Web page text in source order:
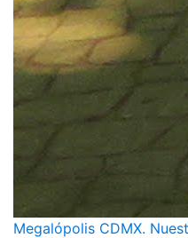
Megalópolis CDMX.